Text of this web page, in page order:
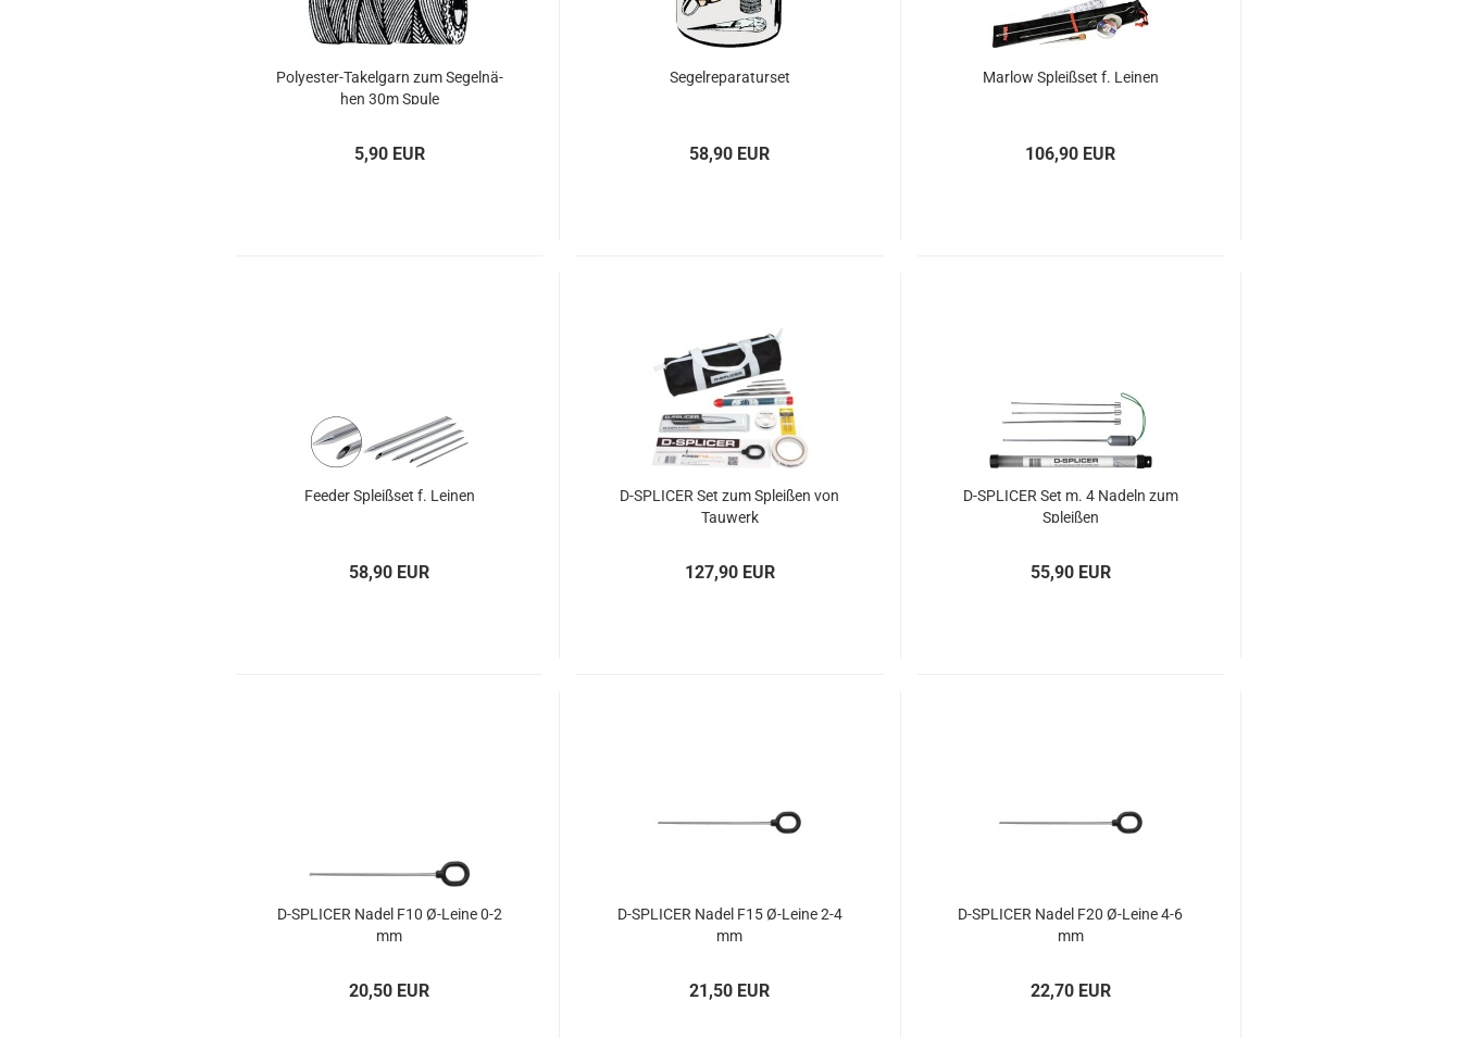
Polyester-​​Ta­kel­garn zum Se­gel­nä­
hen 30m Spule
5,90 EUR
Se­gel­re­pa­ra­tur­set
58,90 EUR
Mar­low Spleiß­set f. Lei­nen
106,90 EUR
Fee­der Spleiß­set f. Lei­nen
58,90 EUR
D-​SPLI­CER Set zum Splei­ßen von
Tau­werk
127,90 EUR
D-​SPLI­CER Set m. 4 Na­deln zum
Splei­ßen
55,90 EUR
D-​SPLI­CER Nadel F10 Ø-​Leine 0-2
mm
20,50 EUR
D-​SPLI­CER Nadel F15 Ø-​Leine 2-4
mm
21,50 EUR
D-​SPLI­CER Nadel F20 Ø-​Leine 4-6
mm
22,70 EUR